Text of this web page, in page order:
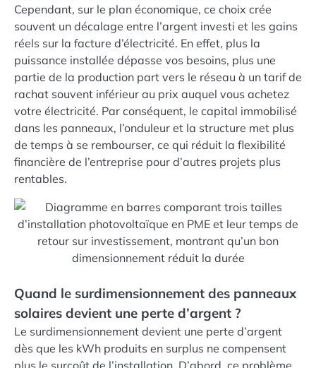
Cependant, sur le plan économique, ce choix crée
souvent un décalage entre l’argent investi et les gains
réels sur la facture d’électricité. En effet, plus la
puissance installée dépasse vos besoins, plus une
partie de la production part vers le réseau à un tarif de
rachat souvent inférieur au prix auquel vous achetez
votre électricité. Par conséquent, le capital immobilisé
dans les panneaux, l’onduleur et la structure met plus
de temps à se rembourser, ce qui réduit la flexibilité
financière de l’entreprise pour d’autres projets plus
rentables.
Quand le surdimensionnement des panneaux
solaires devient une perte d’argent ?
Le surdimensionnement devient une perte d’argent
dès que les kWh produits en surplus ne compensent
plus le surcoût de l’installation. D’abord, ce problème